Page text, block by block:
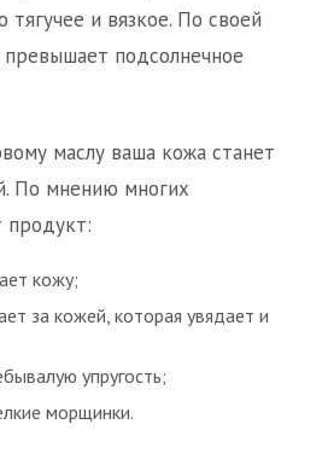
тягучее и вязкое. По своей
превышает подсолнечное
маслу ваша кожа станет
По мнению многих
продукт:
кожу;
за кожей, которая увядает и
упругость;
морщинки.